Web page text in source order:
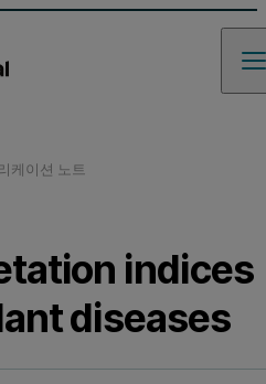
케이션 노트
indices
diseases